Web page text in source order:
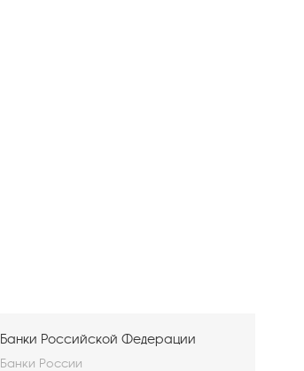
Банки Российской Федерации
Банки России